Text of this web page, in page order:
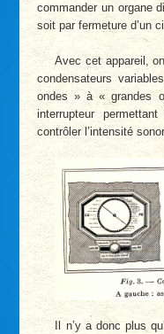
commander un organe
soit par fermeture d’un
Avec cet appareil,
condensateurs
ondes » à « grandes
interrupteur
contrôler l’intensité
Il n’y a donc plus